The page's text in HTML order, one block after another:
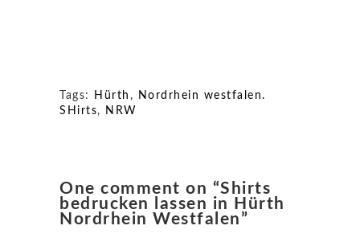
Tags: Hürth ,
Nordrhein westfalen.
SHirts, NRW
One comment on “Shirts
bedrucken lassen in Hürth
Nordrhein Westfalen”